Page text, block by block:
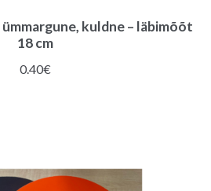
kuldne – läbimõõt
18 cm
0.40€